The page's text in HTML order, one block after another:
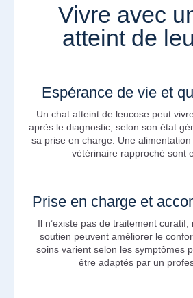
Vivre avec
atteint de
Espérance de vie et
Un chat atteint de leucose peut
après le diagnostic, selon son état
sa prise en charge. Une
vétérinaire rapproché sont
Prise en charge et
Il n’existe pas de traitement
soutien peuvent améliorer le
soins varient selon les symptômes
être adaptés par un